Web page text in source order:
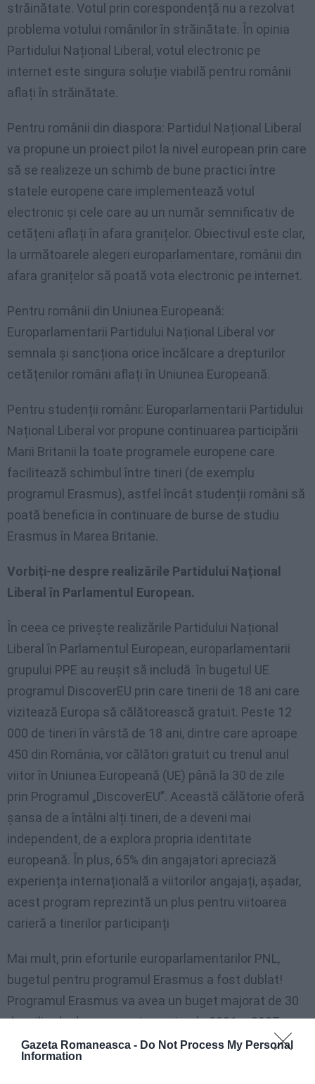
Gazeta Romaneasca - Do Not Process My Personal
Information
străinătate. Votul prin corespondență nu a rezolvat
problema votului românilor în străinătate. În opinia
Partidului Național Liberal, votul electronic pe
internet este singura soluție viabilă pentru românii
aflați în străinătate.
Pentru românii din diaspora: Partidul Național Liberal
va propune un proiect pilot la nivel european prin care
să se realizeze un schimb de bune practici între
statele europene care implementează votul
electronic și cele care au un număr semnificativ de
cetățeni aflați în afara granițelor. Obiectivul este clar,
la următoarele alegeri europarlamentare, românii din
afara granițelor să poată vota electronic pe internet.
Pentru românii din Uniunea Europeană:
Europarlamentarii Partidului Național Liberal vor
semnala și sancționa orice încălcare a drepturilor
cetățenilor români aflați în Uniunea Europeană.
Pentru studenții români: Europarlamentarii Partidului
Național Liberal vor propune continuarea participării
Marii Britanii la toate programele europene care
facilitează schimbul între tineri (de exemplu
programul Erasmus), astfel încât studenții români să
poată beneficia în continuare de burse de studiu
Erasmus în Marea Britanie.
Vorbiți-ne despre realizările Partidului Național
Liberal în Parlamentul European.
În ceea ce privește realizările Partidului Național
Liberal în Parlamentul European, europarlamentarii
grupului PPE au reușit să includă în bugetul UE
programul DiscoverEU prin care tinerii de 18 ani care
vizitează Europa să călătorească gratuit. Peste 12
000 de tineri în vârstă de 18 ani, dintre care aproape
450 din România, vor călători gratuit cu trenul anul
viitor în Uniunea Europeană (UE) până la 30 de zile
prin Programul „DiscoverEU”. Această călătorie oferă
șansa de a întâlni alți tineri, de a deveni mai
independent, de a explora propria identitate
europeană. În plus, 65% din angajatori apreciază
experiența internațională a viitorilor angajați, așadar,
acest program reprezintă un plus pentru viitoarea
carieră a tinerilor participanți
Mai mult, prin eforturile europarlamentarilor PNL,
bugetul pentru programul Erasmus a fost dublat!
Programul Erasmus va avea un buget majorat de 30
de miliarde de euro pentru perioada 2021 – 2027:
25,9 miliarde de euro pentru educație și formare;